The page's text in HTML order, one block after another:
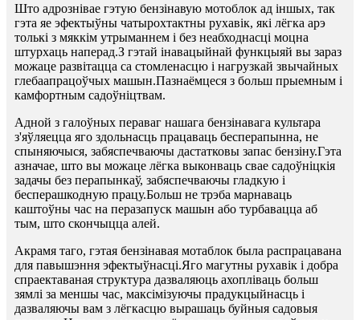
Што адрознівае гэтую бензінавую мотоблок ад іншых, так
гэта яе эфектыўны чатырохтактны рухавік, які лёгка арэ
толькі з мяккім утрыманнем і без неабходнасці моцна
штурхаць наперад.З гэтай інавацыйнай функцыяй вы зараз
можаце развітацца са стомленасцю і нагрузкай звычайных
глебаапрацоўчых машын.Пазнаёмцеся з больш прыемным і
камфортным садоўніцтвам.
Адной з галоўных пераваг нашага бензінавага культара
з'яўляецца яго здольнасць працаваць бесперапынна, не
спыняючыся, забяспечваючы дастатковы запас бензіну.Гэта
азначае, што вы можаце лёгка выконваць свае садоўніцкія
задачы без перапынкаў, забяспечваючы гладкую і
бесперашкодную працу.Больш не трэба марнаваць
каштоўны час на перазапуск машын або турбавацца аб
тым, што скончыцца алей.
Акрамя таго, гэтая бензінавая мотаблок была распрацавана
для павышэння эфектыўнасці.Яго магутны рухавік і добра
спраектаваная структура дазваляюць ахопліваць больш
зямлі за меншы час, максімізуючы прадукцыйнасць і
дазваляючы вам з лёгкасцю вырашаць буйныя садовыя